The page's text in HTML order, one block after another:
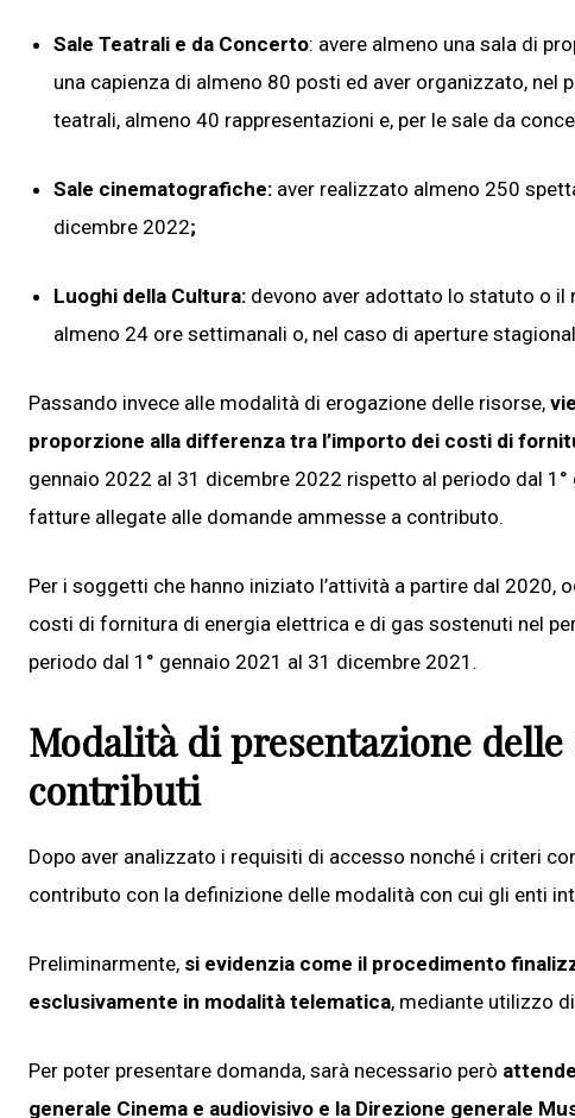
Sale Teatrali e da Concerto: avere almeno una sala di
una capienza di almeno 80 posti ed aver organizzato,
teatrali, almeno 40 rappresentazioni e, per le sale da
Sale cinematografiche: aver realizzato almeno 250
dicembre 2022;
Luoghi della Cultura: devono aver adottato lo statuto o il
almeno 24 ore settimanali o, nel caso di aperture
Passando invece alle modalità di erogazione delle risorse,
proporzione alla differenza tra l’importo dei costi di
gennaio 2022 al 31 dicembre 2022 rispetto al periodo dal
fatture allegate alle domande ammesse a contributo.
Per i soggetti che hanno iniziato l’attività a partire dal
costi di fornitura di energia elettrica e di gas sostenuti nel
periodo dal 1° gennaio 2021 al 31 dicembre 2021.
Modalità di presentazione
contributi
Dopo aver analizzato i requisiti di accesso nonché i criteri
contributo con la definizione delle modalità con cui gli enti
Preliminarmente, si evidenzia come il procedimento
esclusivamente in modalità telematica, mediante utilizzo
Per poter presentare domanda, sarà necessario però
generale Cinema e audiovisivo e la Direzione generale